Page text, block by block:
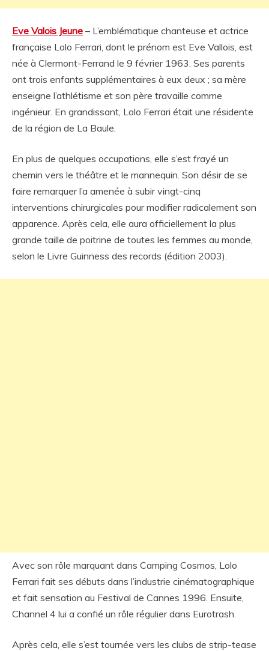
Eve Valois Jeune – L’emblématique chanteuse et actrice
française Lolo Ferrari, dont le prénom est Eve Vallois, est
née à Clermont-Ferrand le 9 février 1963. Ses parents
ont trois enfants supplémentaires à eux deux ; sa mère
enseigne l’athlétisme et son père travaille comme
ingénieur. En grandissant, Lolo Ferrari était une résidente
de la région de La Baule.
En plus de quelques occupations, elle s’est frayé un
chemin vers le théâtre et le mannequin. Son désir de se
faire remarquer l’a amenée à subir vingt-cinq
interventions chirurgicales pour modifier radicalement son
apparence. Après cela, elle aura officiellement la plus
grande taille de poitrine de toutes les femmes au monde,
selon le Livre Guinness des records (édition 2003).
Avec son rôle marquant dans Camping Cosmos, Lolo
Ferrari fait ses débuts dans l’industrie cinématographique
et fait sensation au Festival de Cannes 1996. Ensuite,
Channel 4 lui a confié un rôle régulier dans Eurotrash.
Après cela, elle s’est tournée vers les clubs de strip-tease